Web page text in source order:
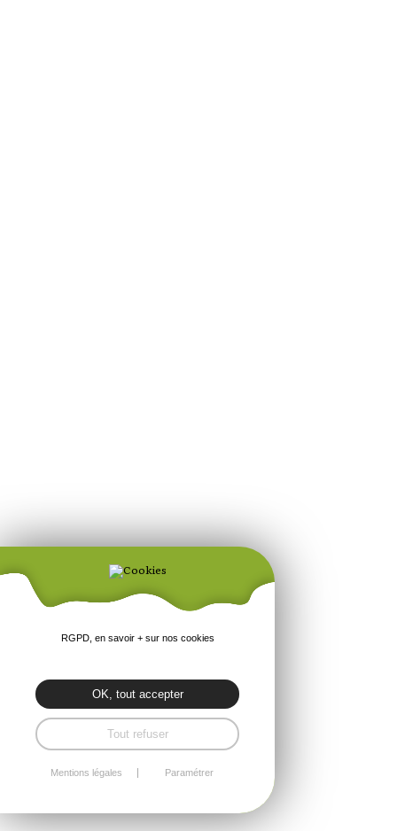
RGPD, en savoir + sur nos cookies
OK, tout accepter
Tout refuser
Mentions légales Paramétrer